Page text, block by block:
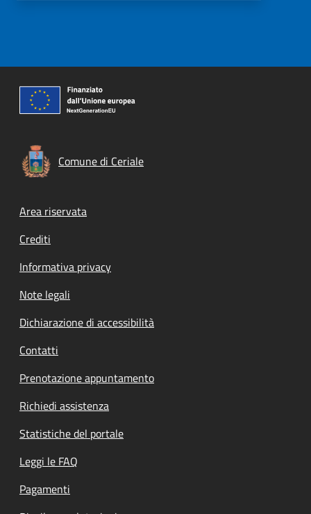
Comune di Ceriale
Footer menu
Area riservata
Crediti
Informativa privacy
Note legali
Dichiarazione di accessibilità
Contatti
Prenotazione appuntamento
Richiedi assistenza
Statistiche del portale
Leggi le FAQ
Pagamenti